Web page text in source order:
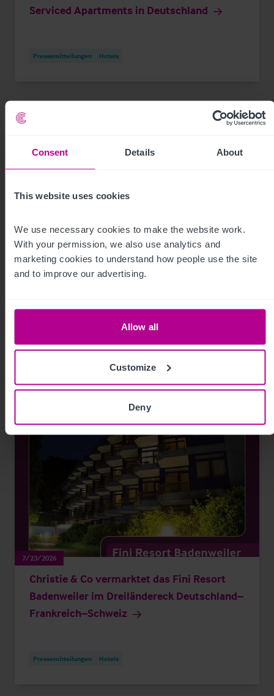
Consent Details About
This website uses cookies
We use necessary cookies to make the website work.
With your permission, we also use analytics and
marketing cookies to understand how people use the site
and to improve our advertising.
Allow all
Customize
Deny
Serviced Apartments in Deutschland
Pressemitteilungen Hotels
8/5/2026
Publikationen Hotels
7/23/2026
Christie & Co vermarktet das Fini Resort
Badenweiler im Dreiländereck Deutschland–
Frankreich–Schweiz
Pressemitteilungen Hotels